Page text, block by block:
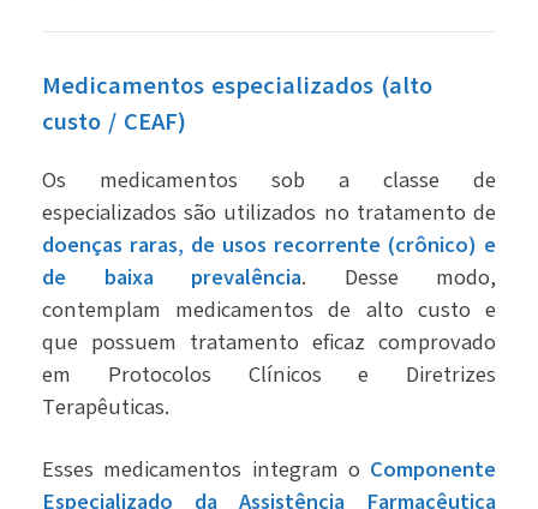
Medicamentos especializados (alto
custo / CEAF)
Os medicamentos sob a classe de
especializados são utilizados no tratamento de
doenças raras, de usos recorrente (crônico) e
de baixa prevalência. Desse modo,
contemplam medicamentos de alto custo e
que possuem tratamento eficaz comprovado
em Protocolos Clínicos e Diretrizes
Terapêuticas.
Esses medicamentos integram o Componente
Especializado da Assistência Farmacêutica